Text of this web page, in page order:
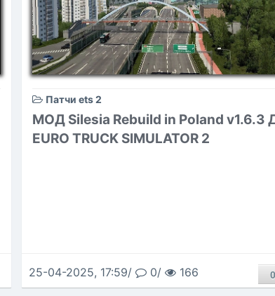
Патчи ets 2
МОД Silesia Rebuild in Poland v1.6.3
EURO TRUCK SIMULATOR 2
25-04-2025, 17:59/ 0/ 166 0